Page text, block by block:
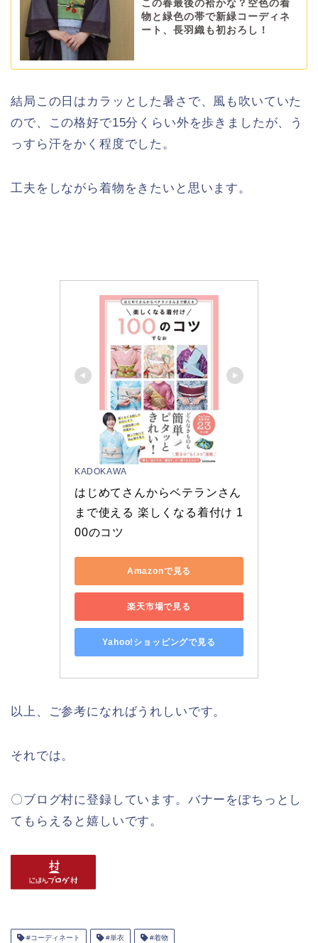
この春最後の袷かな？空色の着
物と緑色の帯で新緑コーディネ
ート、長羽織も初おろし！
結局この日はカラッとした暑さで、風も吹いていた
ので、この格好で15分くらい外を歩きましたが、う
っすら汗をかく程度でした。
工夫をしながら着物をきたいと思います。
KADOKAWA
はじめてさんからベテランさん
まで使える 楽しくなる着付け 1
00のコツ
Amazonで見る
楽天市場で見る
Yahoo!ショッピングで見る
以上、ご参考になればうれしいです。
それでは。
〇ブログ村に登録しています。バナーをぽちっとし
てもらえると嬉しいです。
#コーディネート #単衣 #着物